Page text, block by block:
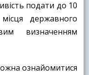
подати до 10
державного
визначенням
ознайомитися